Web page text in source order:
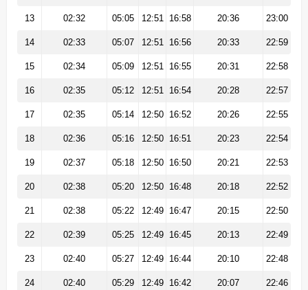
13 02:32 05:05 12:51 16:58 20:36 23:00
14 02:33 05:07 12:51 16:56 20:33 22:59
15 02:34 05:09 12:51 16:55 20:31 22:58
16 02:35 05:12 12:51 16:54 20:28 22:57
17 02:35 05:14 12:50 16:52 20:26 22:55
18 02:36 05:16 12:50 16:51 20:23 22:54
19 02:37 05:18 12:50 16:50 20:21 22:53
20 02:38 05:20 12:50 16:48 20:18 22:52
21 02:38 05:22 12:49 16:47 20:15 22:50
22 02:39 05:25 12:49 16:45 20:13 22:49
23 02:40 05:27 12:49 16:44 20:10 22:48
24 02:40 05:29 12:49 16:42 20:07 22:46